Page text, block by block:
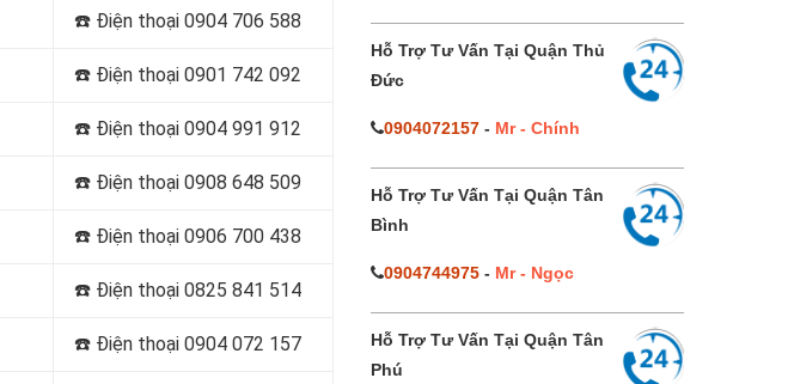
☎️ Điện thoại0904 706 588
☎️ Điện thoại0901 742 092
☎️ Điện thoại0904 991 912
☎️ Điện thoại0908 648 509
☎️ Điện thoại0906 700 438
☎️ Điện thoại0825 841 514
☎️ Điện thoại0904 072 157
Hỗ Trợ Tư Vấn Tại Quận Thủ
Đức
0904072157- Mr - Chính
Hỗ Trợ Tư Vấn Tại Quận Tân
Bình
0904744975- Mr - Ngọc
Hỗ Trợ Tư Vấn Tại Quận Tân
Phú